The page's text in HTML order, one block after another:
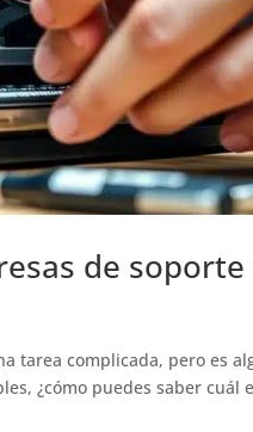
de
tarea complicada, pero es
¿cómo puedes saber cuál